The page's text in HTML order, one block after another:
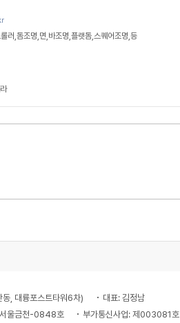
러,돔조명,면,바조명,플랫돔,스퀘어조명,등
, 대륭포스트타워6차)
대표: 김정남
울금천-0848호 부가통신사업: 제003081호